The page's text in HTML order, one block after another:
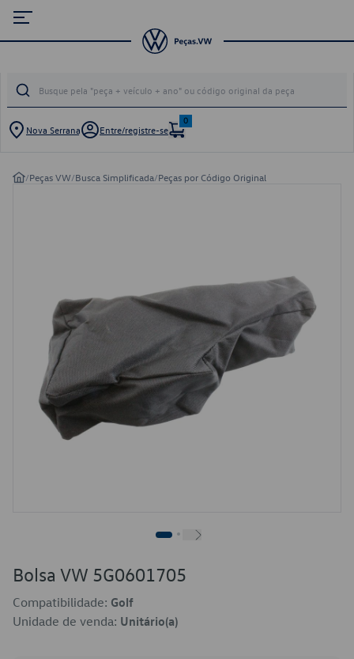
Nova Serrana Entre/registre-se
0
/Peças VW/Busca Simplificada/Peças por Código Original
Bolsa VW 5G0601705
Compatibilidade: Golf
Unidade de venda: Unitário(a)